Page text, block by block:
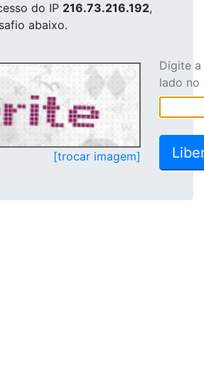
do IP 216.73.216.192,
abaixo.
[trocar imagem]
Digite
lado no